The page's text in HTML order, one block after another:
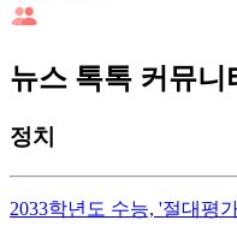
뉴스 톡톡 커뮤니
정치
2033학년도 수능, '절대평